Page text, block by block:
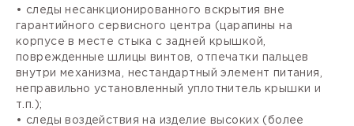
• следы несанкционированного вскрытия вне
гарантийного сервисного центра (царапины на
корпусе в месте стыка с задней крышкой,
поврежденные шлицы винтов, отпечатки пальцев
внутри механизма, нестандартный элемент питания,
неправильно установленный уплотнитель крышки и
т.п.);
• следы воздействия на изделие высоких (более